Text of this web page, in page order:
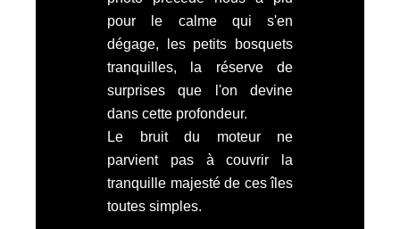
pour le calme qui s'en
dégage, les petits bosquets
tranquilles, la réserve de
surprises que l'on devine
dans cette profondeur.
Le bruit du moteur ne
parvient pas à couvrir la
tranquille majesté de ces îles
toutes simples.